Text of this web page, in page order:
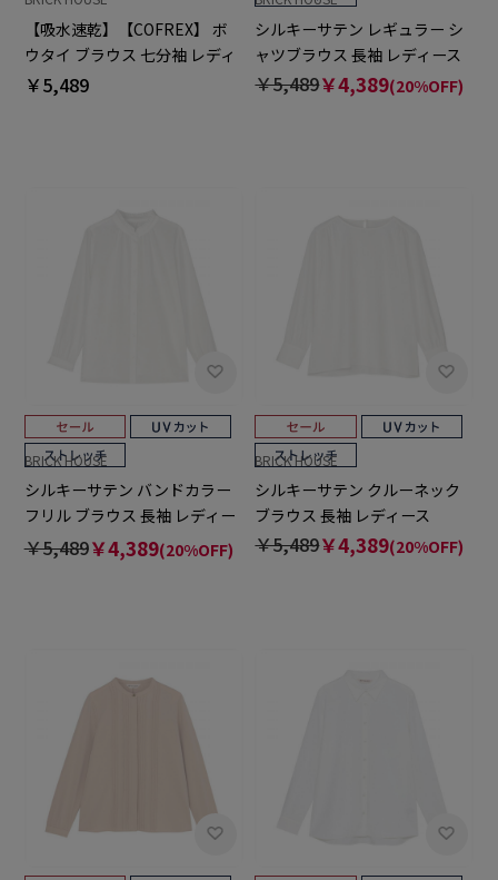
【吸水速乾】【COFREX】 ボ
ウタイ ブラウス 七分袖 レディ
ースデザインシャツ
￥5,489
シルキーサテン レギュラー シ
ャツブラウス 長袖 レディース
￥5,489￥4,389(20%OFF)
BRICK HOUSE
シルキーサテン バンドカラー
フリル ブラウス 長袖 レディー
ス
￥5,489￥4,389(20%OFF)
BRICK HOUSE
シルキーサテン クルーネック
ブラウス 長袖 レディース
￥5,489￥4,389(20%OFF)